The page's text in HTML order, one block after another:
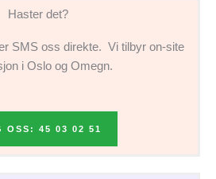
Haster det?
SMS oss direkte. Vi tilbyr on-site
i Oslo og Omegn.
OSS: 45 03 02 51